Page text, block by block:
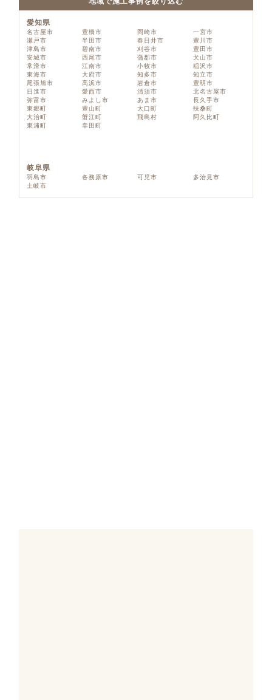
愛知県
名古屋市 豊橋市 岡崎市
一宮市
瀬戸市
半田市 春日井市
豊川市
津島市
碧南市 刈谷市
豊田市
安城市
西尾市 蒲郡市
犬山市
常滑市
江南市 小牧市
稲沢市
東海市
大府市 知多市
知立市
尾張旭市
高浜市 岩倉市
豊明市
日進市
愛西市 清須市
北名古屋市
弥富市
みよし市 あま市
長久手市
東郷町
豊山町 大口町
扶桑町
大治町
蟹江町 飛島村
阿久比町
東浦町
幸田町
岐阜県
羽島市 各務原市 可児市
多治見市
土岐市